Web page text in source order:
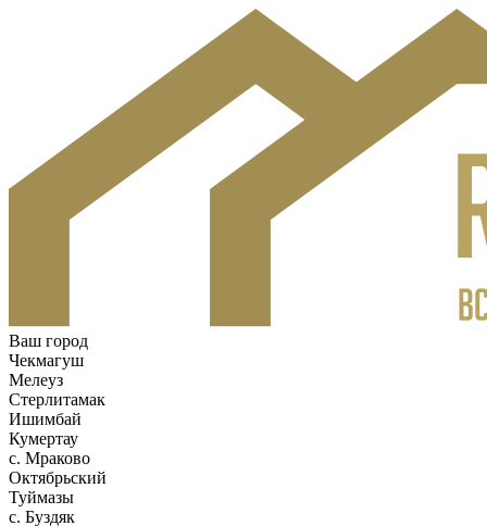
Ваш город
Чекмагуш
Мелеуз
Стерлитамак
Ишимбай
Кумертау
c. Мраково
Октябрьский
Туймазы
c. Буздяк